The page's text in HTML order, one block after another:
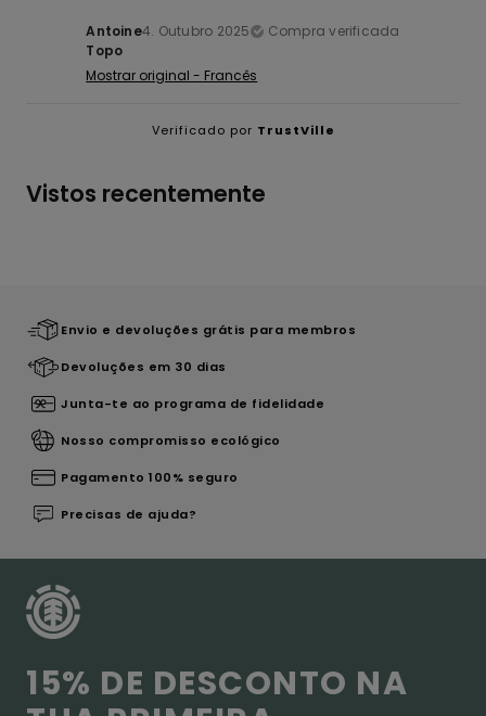
Antoine4. Outubro 2025
Compra verificada
Topo
Mostrar original - Francês
Verificado por TrustVille
Vistos recentemente
Envio e devoluções grátis para membros
Devoluções em 30 dias
Junta-te ao programa de fidelidade
Nosso compromisso ecológico
Pagamento 100% seguro
Precisas de ajuda?
15% DE DESCONTO NA